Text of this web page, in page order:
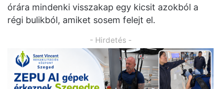
órára mindenki visszakap egy kicsit azokból a
régi bulikból, amiket sosem felejt el.
- Hirdetés -